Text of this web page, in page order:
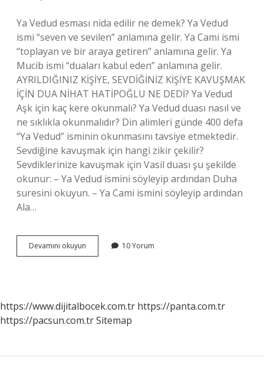
Ya Vedud esması nida edilir ne demek? Ya Vedud
ismi “seven ve sevilen” anlamına gelir. Ya Cami ismi
“toplayan ve bir araya getiren” anlamına gelir. Ya
Mucib ismi “duaları kabul eden” anlamına gelir.
AYRILDIĞINIZ KİŞİYE, SEVDİĞİNİZ KİŞİYE KAVUŞMAK
İÇİN DUA NİHAT HATİPOĞLU NE DEDİ? Ya Vedud
Aşk için kaç kere okunmalı? Ya Vedud duası nasıl ve
ne sıklıkla okunmalıdır? Din alimleri günde 400 defa
“Ya Vedud” isminin okunmasını tavsiye etmektedir.
Sevdiğine kavuşmak için hangi zikir çekilir?
Sevdiklerinize kavuşmak için Vasil duası şu şekilde
okunur: – Ya Vedud ismini söyleyip ardından Duha
suresini okuyun. – Ya Cami ismini söyleyip ardından
Ala…
Devamını okuyun
Vedud
10 Yorum
https://www.dijitalbocek.com.tr https://panta.com.tr
https://pacsun.com.trSitemap